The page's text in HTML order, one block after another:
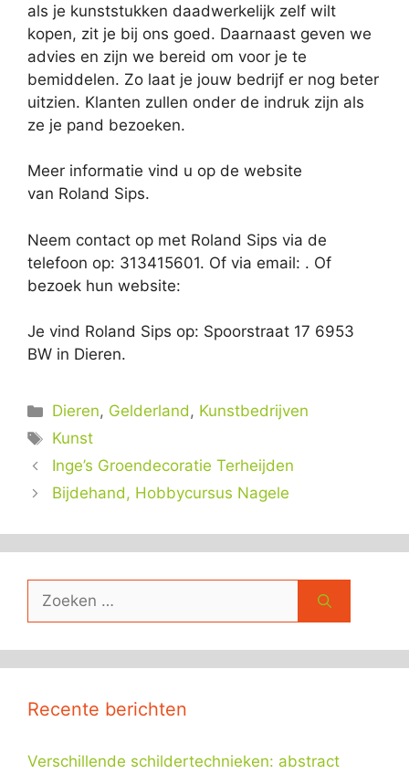
als je kunststukken daadwerkelijk zelf wilt
kopen, zit je bij ons goed. Daarnaast geven we
advies en zijn we bereid om voor je te
bemiddelen. Zo laat je jouw bedrijf er nog beter
uitzien. Klanten zullen onder de indruk zijn als
ze je pand bezoeken.
Meer informatie vind u op de website
van Roland Sips.
Neem contact op met Roland Sips via de
telefoon op: 313415601. Of via email: . Of
bezoek hun website:
Je vind Roland Sips op: Spoorstraat 17 6953
BW in Dieren.
Categorieën
Dieren, Gelderland, Kunstbedrijven
Tags
Kunst
Inge’s Groendecoratie Terheijden
Bijdehand, Hobbycursus Nagele
Zoek
Recente berichten
Verschillende schildertechnieken: abstract